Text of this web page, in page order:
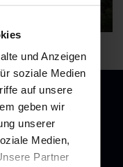
und Anzeigen
soziale Medien
auf unsere
geben wir
unserer
Medien,
Partner